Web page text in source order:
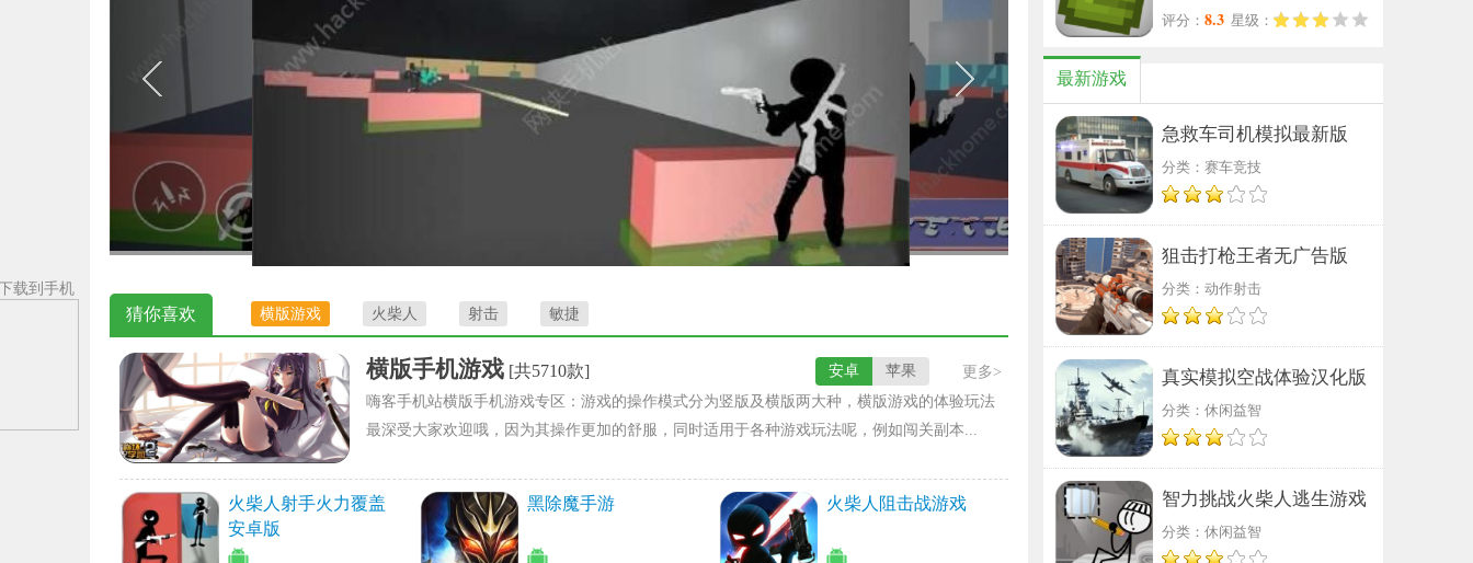
载到手机
猜你喜欢 横版游戏 火柴人 射击 敏捷
横版手机游戏 [共5710款] 更多>
苹果
安卓
嗨客手机站横版手机游戏专区：游戏的操作模式分为竖版及横版两大种，横版游戏的体验玩法
最深受大家欢迎哦，因为其操作更加的舒服，同时适用于各种游戏玩法呢，例如闯关副本...
火柴人射手火力覆盖
安卓版
黑除魔手游 火柴人阻击战游戏
评分： 8.3 星级：
最新游戏
急救车司机模拟最新版
分类：赛车竞技
狙击打枪王者无广告版
分类：动作射击
真实模拟空战体验汉化版
分类：休闲益智
智力挑战火柴人逃生游戏
分类：休闲益智